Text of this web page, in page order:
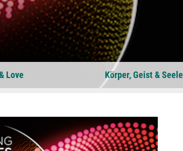
Love Körper, Geist & Seele